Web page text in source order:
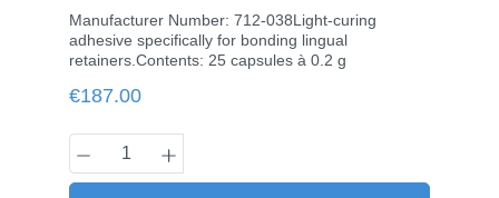
Manufacturer Number: 712-038Light-curing
adhesive specifically for bonding lingual
retainers.Contents: 25 capsules à 0.2 g
Regular price:
€187.00
Product Quantity: Enter the desired